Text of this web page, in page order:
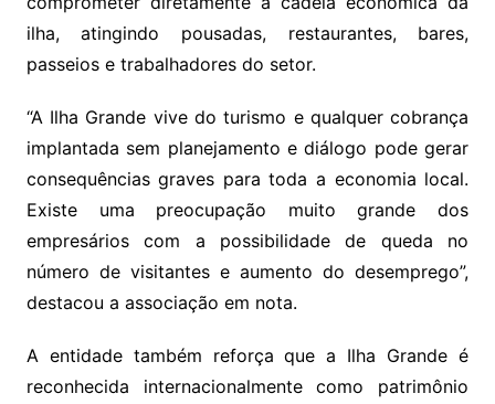
ilha, atingindo pousadas, restaurantes, bares,
passeios e trabalhadores do setor.
“A Ilha Grande vive do turismo e qualquer cobrança
implantada sem planejamento e diálogo pode gerar
consequências graves para toda a economia local.
Existe uma preocupação muito grande dos
empresários com a possibilidade de queda no
número de visitantes e aumento do desemprego”,
destacou a associação em nota.
A entidade também reforça que a Ilha Grande é
reconhecida internacionalmente como patrimônio